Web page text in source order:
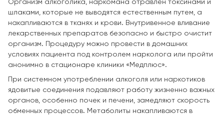
Организм алкоголика, наркомана отравлен токсинами и
шлаками, которые не выводятся естественным путем, а
накапливаются в тканях и крови. Внутривенное вливание
лекарственных препаратов безопасно и быстро очистит
организм. Процедуру можно провести в домашних
условиях пациента под контролем нарколога или пройти
анонимно в стационаре клиники «Медплюс».
При системном употреблении алкоголя или наркотиков
ядовитые соединения подавляют работу жизненно важных
органов, особенно почек и печени, замедляют скорость
обменных процессов. Метаболиты накапливаются в